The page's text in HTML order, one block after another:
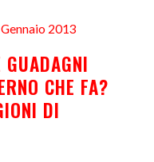
2013
CHE FA?
DI